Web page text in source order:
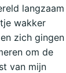
langzaam
wakker
zich gingen
om de
van mijn